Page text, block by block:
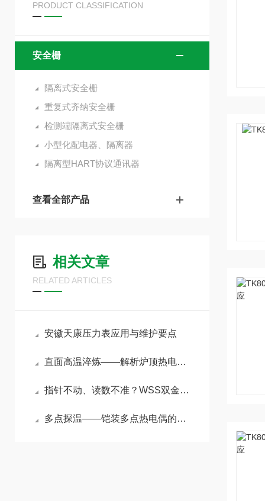
PRODUCT CLASSIFICATION
安全栅
隔离式安全栅
重复式齐纳安全栅
检测端隔离式安全栅
小型化配电器、隔离器
隔离型HART协议通讯器
查看全部产品
相关文章
RELATED ARTICLES
安徽天康压力表应用与维护要点
直面高温淬炼——解析炉顶热电偶在冶金加热炉中的精准测温原理与应用
指针不动、读数不准？WSS双金属温度计五大故障一文搞定
多点探温——铠装多点热电偶的原理与选型指南